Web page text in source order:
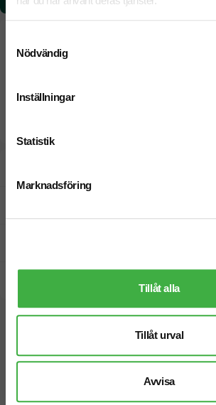
Nödvändig
Inställningar
Statistik
Marknadsföring
Tillåt alla
Tillåt urval
Avvisa
Vi hjälper dig gärna!